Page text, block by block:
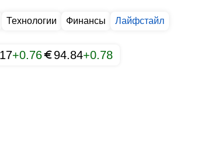
Технологии Финансы Лайфстайл
+0.76 94.84+0.78